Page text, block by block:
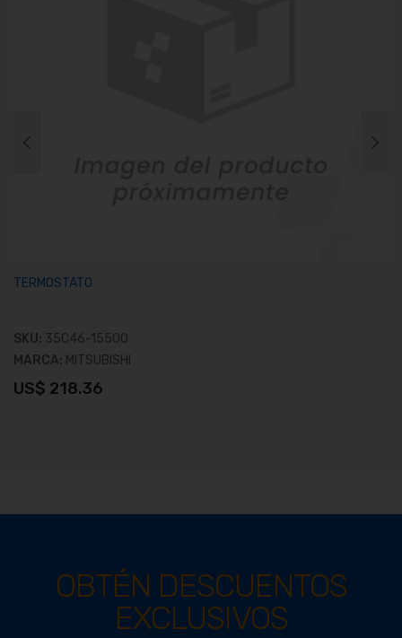
Ver producto
TERMOSTATO
SKU: 35C46-15500
MARCA: MITSUBISHI
US$ 218.36
OBTÉN DESCUENTOS
EXCLUSIVOS